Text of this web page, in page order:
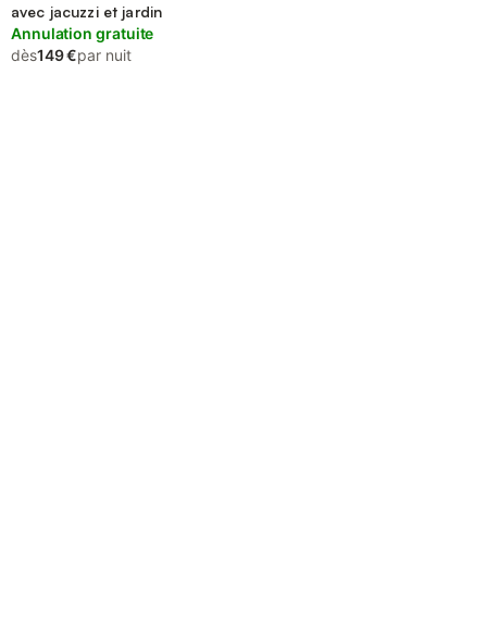
avec jacuzzi et jardin
Annulation gratuite
dès149 €par nuit